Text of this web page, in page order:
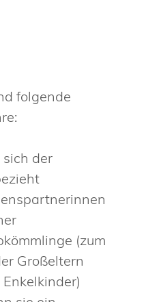
folgende
sich der
(zum
Großeltern